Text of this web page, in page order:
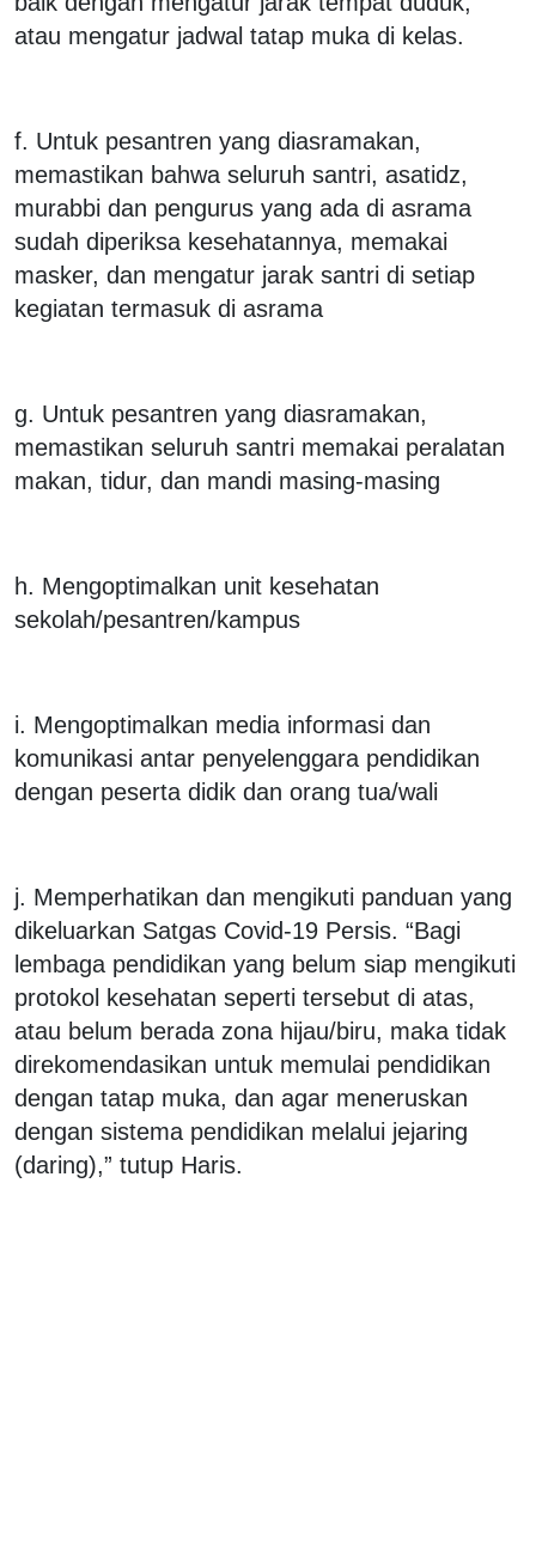
atau mengatur jadwal tatap muka di kelas.
f. Untuk pesantren yang diasramakan,
memastikan bahwa seluruh santri, asatidz,
murabbi dan pengurus yang ada di asrama
sudah diperiksa kesehatannya, memakai
masker, dan mengatur jarak santri di setiap
kegiatan termasuk di asrama
g. Untuk pesantren yang diasramakan,
memastikan seluruh santri memakai peralatan
makan, tidur, dan mandi masing-masing
h. Mengoptimalkan unit kesehatan
sekolah/pesantren/kampus
i. Mengoptimalkan media informasi dan
komunikasi antar penyelenggara pendidikan
dengan peserta didik dan orang tua/wali
j. Memperhatikan dan mengikuti panduan yang
dikeluarkan Satgas Covid-19 Persis. “Bagi
lembaga pendidikan yang belum siap mengikuti
protokol kesehatan seperti tersebut di atas,
atau belum berada zona hijau/biru, maka tidak
direkomendasikan untuk memulai pendidikan
dengan tatap muka, dan agar meneruskan
dengan sistema pendidikan melalui jejaring
(daring),” tutup Haris.